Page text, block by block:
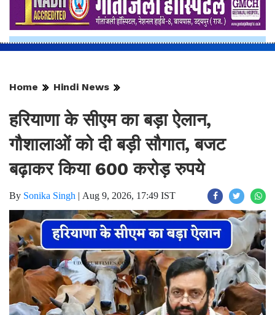
Home Hindi News
हरियाणा के सीएम का बड़ा ऐलान,
गौशालाओं को दी बड़ी सौगात, बजट
बढ़ाकर किया 600 करोड़ रुपये
By Sonika Singh | Aug 9, 2026, 17:49 IST